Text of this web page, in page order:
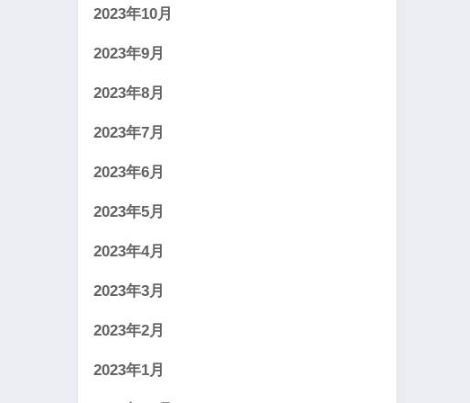
2023年10月
2023年9月
2023年8月
2023年7月
2023年6月
2023年5月
2023年4月
2023年3月
2023年2月
2023年1月